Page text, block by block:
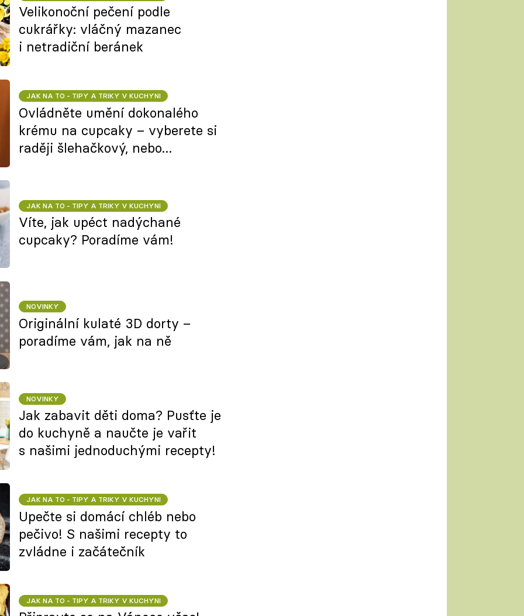
Velikonoční pečení podle
cukrářky: vláčný mazanec
i netradiční beránek
JAK NA TO - TIPY A TRIKY V KUCHYNI
Ovládněte umění dokonalého
krému na cupcaky – vyberete si
raději šlehačkový, nebo
JAK NA TO - TIPY A TRIKY V KUCHYNI
Víte, jak upéct nadýchané
cupcaky? Poradíme vám!
NOVINKY
Originální kulaté 3D dorty –
poradíme vám, jak na ně
NOVINKY
Jak zabavit děti doma? Pusťte je
do kuchyně a naučte je vařit
s našimi jednoduchými recepty!
JAK NA TO - TIPY A TRIKY V KUCHYNI
Upečte si domácí chléb nebo
pečivo! S našimi recepty to
zvládne i začátečník
JAK NA TO - TIPY A TRIKY V KUCHYNI